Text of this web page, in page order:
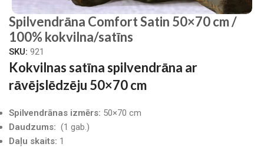
Spilvendrāna Comfort Satin 50×70 cm /
100% kokvilna/satīns
SKU: 921
Kokvilnas satīna spilvendrāna ar
rāvējslēdzēju 50×70 cm
Spilvendrānas izmērs: 50×70 cm
Daudzums: (1 gab.)
Daļu skaits: 1